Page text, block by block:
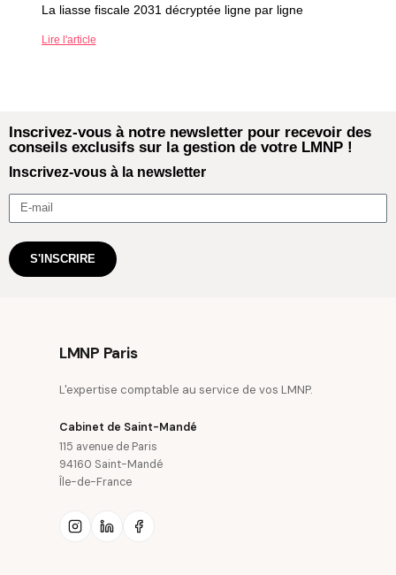
La liasse fiscale 2031 décryptée ligne par ligne
Lire l'article
Inscrivez-vous à notre newsletter pour recevoir des
conseils exclusifs sur la gestion de votre LMNP !
Inscrivez-vous à la newsletter
S'INSCRIRE
LMNP Paris
L'expertise comptable au service de vos LMNP.
Cabinet de Saint-Mandé
115 avenue de Paris
94160 Saint-Mandé
Île-de-France